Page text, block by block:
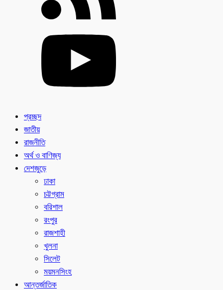
প্রচ্ছদ
জাতীয়
রাজনীতি
অর্থ ও বাণিজ্য
দেশজুড়ে
ঢাকা
চট্টগ্রাম
বরিশাল
রংপুর
রাজশাহী
খুলনা
সিলেট
ময়মনসিংহ
আন্তর্জাতিক